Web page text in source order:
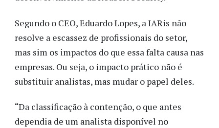
Segundo o CEO, Eduardo Lopes, a IARis não
resolve a escassez de profissionais do setor,
mas sim os impactos do que essa falta causa nas
empresas. Ou seja, o impacto prático não é
substituir analistas, mas mudar o papel deles.
“Da classificação à contenção, o que antes
dependia de um analista disponível no